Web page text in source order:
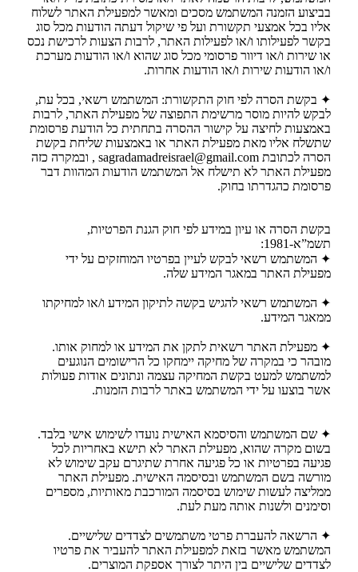
בביצוע הזמנה המשתמש מסכים ומאשר למפעילת האתר לשלוח
אליו בכל אמצעי תקשורת ועל פי שיקול דעתה הודעות מכל סוג
בקשר לפעילותו ו/או לפעילות האתר, לרבות הצעות לרכישת נכס
או שירות ו/או דיוור פרסומי מכל סוג שהוא ו/או הודעות מערכת
ו/או הודעות שירות ו/או הודעות אחרות.
✦ בקשת הסרה לפי חוק התקשורת: המשתמש רשאי, בכל עת,
לבקש להיות מוסר מרשימת התפוצה של מפעילת האתר, לרבות
באמצעות לחיצה על קישור ההסרה בתחתית כל הודעת פרסומת
שתשלח אליו מאת מפעילת האתר או באמצעות שליחת בקשת
הסרה לכתובת sagradamadreisrael@gmail.com , ובמקרה כזה
מפעילת האתר לא תישלח אל המשתמש הודעות המהוות דבר
פרסומת כהגדרתו בחוק.
בקשת הסרה או עיון במידע לפי חוק הגנת הפרטיות,
תשמ”א-1981:
✦ המשתמש רשאי לבקש לעיין בפרטיו המוחזקים על ידי
מפעילת האתר במאגר המידע שלה.
✦ המשתמש רשאי להגיש בקשה לתיקון המידע ו/או למחיקתו
ממאגר המידע.
✦ מפעילת האתר רשאית לתקן את המידע או למחוק אותו.
מובהר כי במקרה של מחיקה יימחקו כל הרישומים הנוגעים
למשתמש למעט בקשת המחיקה עצמה ונתונים אודות פעולות
אשר בוצעו על ידי המשתמש באתר לרבות הזמנות.
✦ שם המשתמש והסיסמא האישית נועדו לשימוש אישי בלבד.
בשום מקרה שהוא, מפעילת האתר לא תישא באחריות לכל
פגיעה בפרטיות או כל פגיעה אחרת שתיגרם עקב שימוש לא
מורשה בשם המשתמש ובסיסמה האישית. מפעילת האתר
ממליצה לעשות שימוש בסיסמה המורכבת מאותיות, מספרים
וסימנים ולשנות אותה מעת לעת.
✦ הרשאה להעברת פרטי משתמשים לצדדים שלישיים.
המשתמש מאשר בזאת למפעילת האתר להעביר את פרטיו
לצדדים שלישיים בין היתר לצורך אספקת המוצרים.